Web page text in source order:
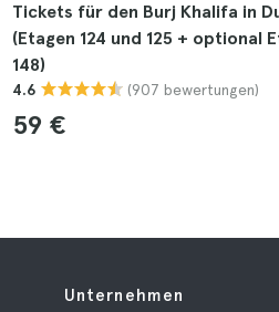
Tickets für den Burj Khalifa in
(Etagen 124 und 125 + optional
148)
4.6 (907 bewertungen)
59 €
Unternehmen